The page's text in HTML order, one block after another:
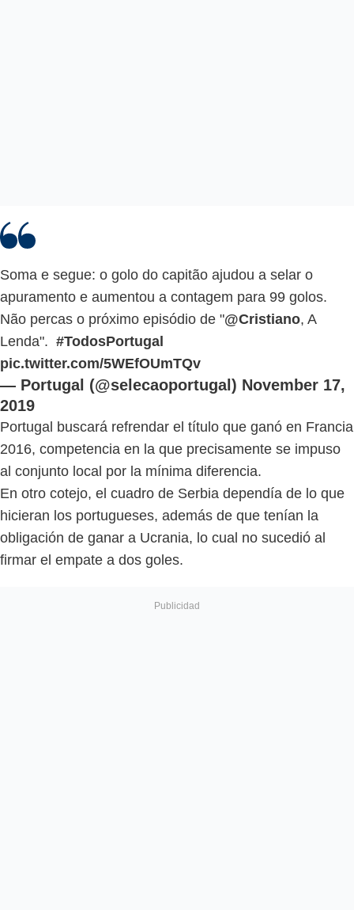
Soma e segue: o golo do capitão ajudou a selar o
apuramento e aumentou a contagem para 99 golos.
Não percas o próximo episódio de "@Cristiano, A
Lenda". #TodosPortugal
pic.twitter.com/5WEfOUmTQv
— Portugal (@selecaoportugal) November 17,
2019
Portugal buscará refrendar el título que ganó en Francia
2016, competencia en la que precisamente se impuso
al conjunto local por la mínima diferencia.
En otro cotejo, el cuadro de Serbia dependía de lo que
hicieran los portugueses, además de que tenían la
obligación de ganar a Ucrania, lo cual no sucedió al
firmar el empate a dos goles.